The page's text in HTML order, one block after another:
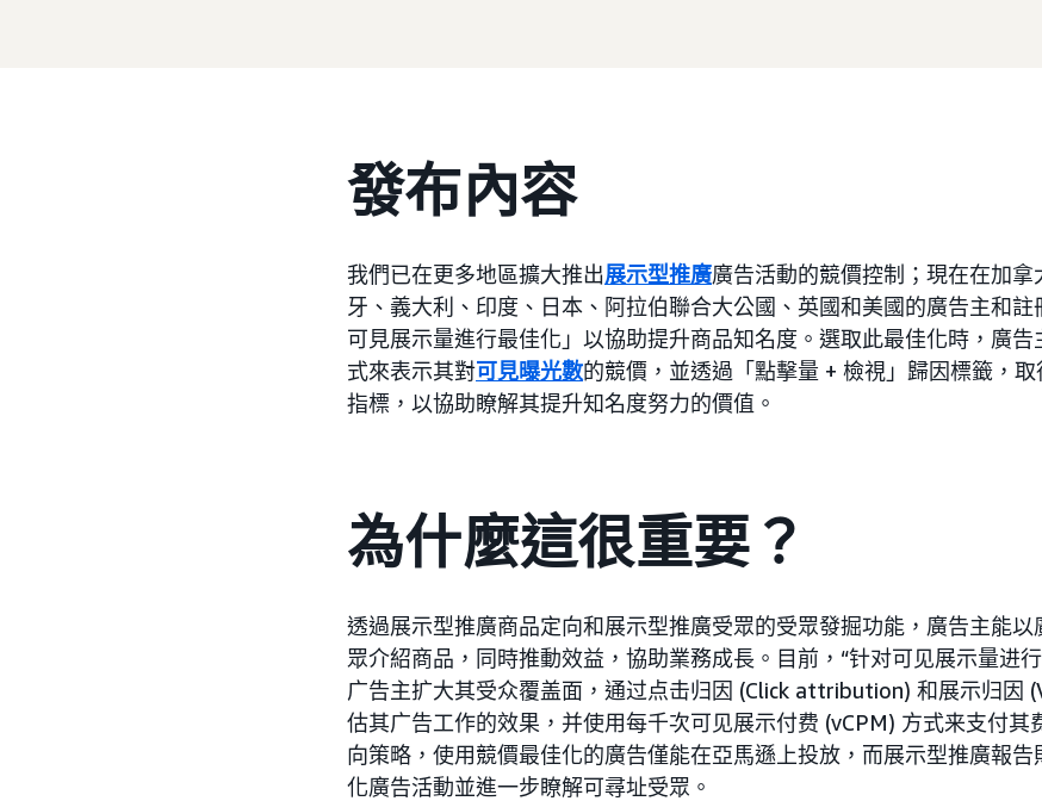
發布內容
我們已在更多地區擴大推出展示型推廣廣告活動的競價控制；現在在加
牙、義大利、印度、日本、阿拉伯聯合大公國、英國和美國的廣告主和
可見展示量進行最佳化」以協助提升商品知名度。選取此最佳化時，廣告
式來表示其對可見曝光數的競價，並透過「點擊量 + 檢視」歸因標籤，
指標，以協助瞭解其提升知名度努力的價值。
為什麼這很重要？
透過展示型推廣商品定向和展示型推廣受眾的受眾發掘功能，廣告主能
眾介紹商品，同時推動效益，協助業務成長。目前，“针对可见展示量进
广告主扩大其受众覆盖面，通过点击归因 (Click attribution) 和展示归
估其广告工作的效果，并使用每千次可见展示付费 (vCPM) 方式来支付其
向策略，使用競價最佳化的廣告僅能在亞馬遜上投放，而展示型推廣報
化廣告活動並進一步瞭解可尋址受眾。